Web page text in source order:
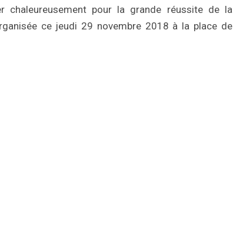
pour la grande réussite de la
ce jeudi 29 novembre 2018 à la place de